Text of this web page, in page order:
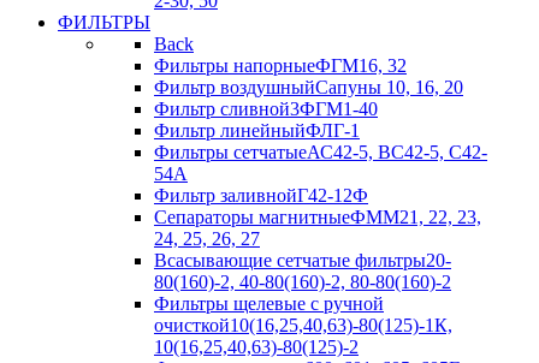
ФИЛЬТРЫ
Back
Фильтры напорныеФГМ16, 32
Фильтр воздушныйСапуны 10, 16, 20
Фильтр сливной3ФГМ1-40
Фильтр линейныйФЛГ-1
Фильтры сетчатыеАС42-5, ВС42-5, С42-
54А
Фильтр заливнойГ42-12Ф
Сепараторы магнитныеФММ21, 22, 23,
24, 25, 26, 27
Всасывающие сетчатые фильтры20-
80(160)-2, 40-80(160)-2, 80-80(160)-2
Фильтры щелевые с ручной
очисткой10(16,25,40,63)-80(125)-1К,
10(16,25,40,63)-80(125)-2